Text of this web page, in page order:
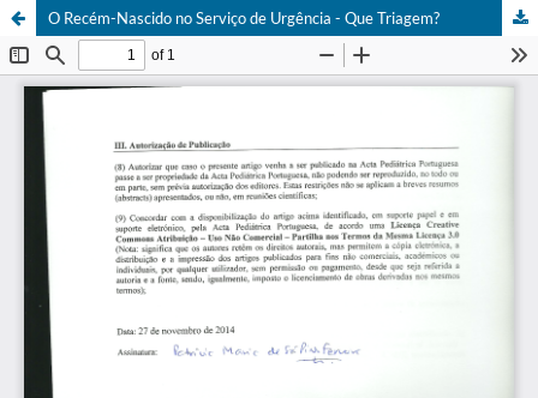
O Recém-Nascido no Serviço de Urgência - Que Triagem?